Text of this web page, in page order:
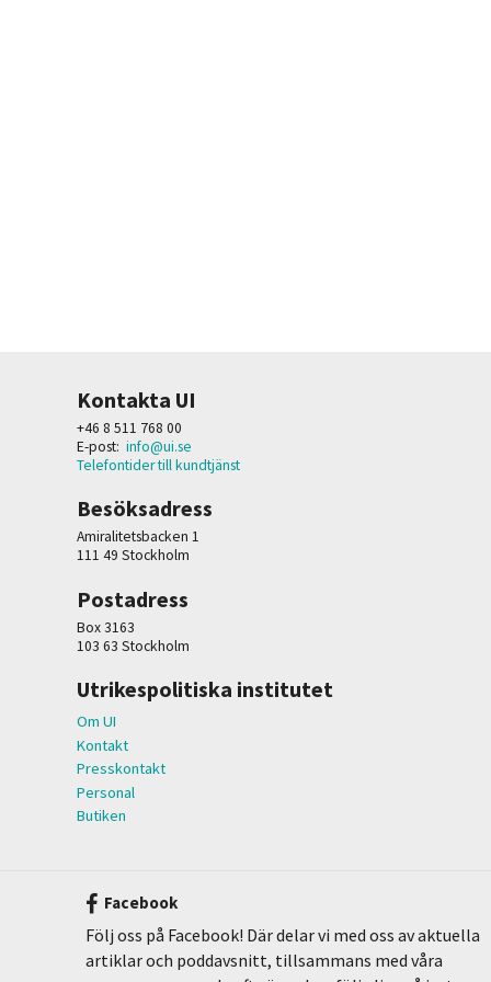
Kontakta UI
+46 8 511 768 00
E-post: info@ui.se
Telefontider till kundtjänst
Besöksadress
Amiralitetsbacken 1
111 49 Stockholm
Postadress
Box 3163
103 63 Stockholm
Utrikespolitiska institutet
Om UI
Kontakt
Presskontakt
Personal
Butiken
Facebook
Följ oss på Facebook! Där delar vi med oss av aktuella
artiklar och poddavsnitt, tillsammans med våra